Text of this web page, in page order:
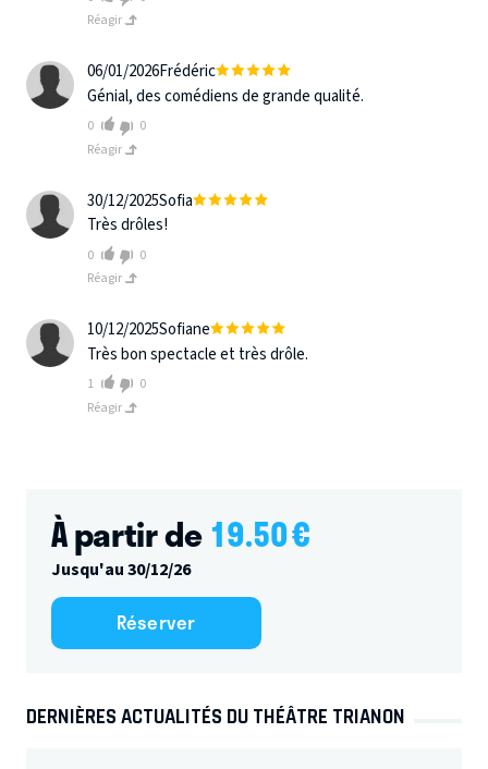
Réagir
06/01/2026Frédéric
Génial, des comédiens de grande qualité.
0
0
Réagir
30/12/2025Sofia
Très drôles!
0
0
Réagir
10/12/2025Sofiane
Très bon spectacle et très drôle.
1
0
Réagir
À partir de19.50€
Jusqu'au 30/12/26
Réserver
DERNIÈRES ACTUALITÉS DU THÉÂTRE TRIANON